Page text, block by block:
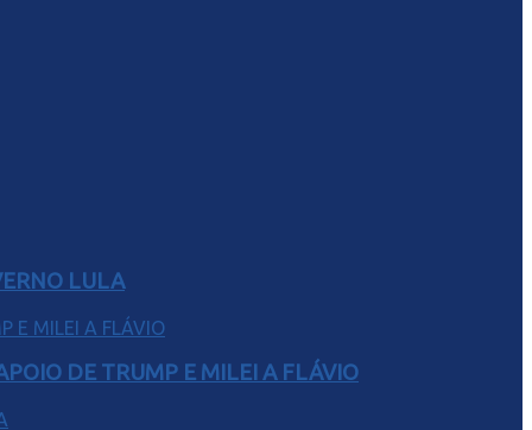
LULA
DE TRUMP E MILEI A FLÁVIO